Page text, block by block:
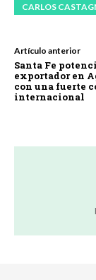
CARLOS
Artículo anterior
Santa Fe
exportador en
con una fuerte
internacional